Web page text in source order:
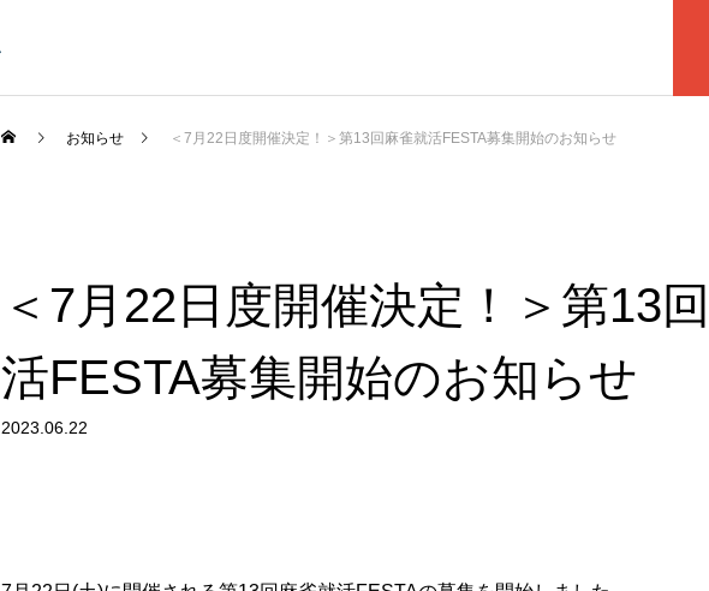
お知らせ ＜7月22日度開催決定！＞第13回麻雀就活FESTA募集開始のお知らせ
＜7月22日度開催決定！＞第13
活FESTA募集開始のお知らせ
2023.06.22